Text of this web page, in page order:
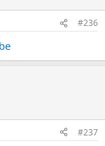
#236
#237